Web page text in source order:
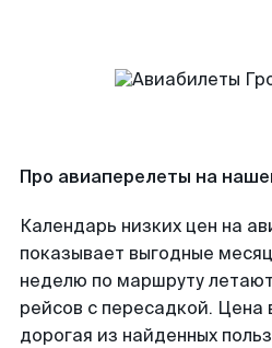
Про авиаперелеты на
Календарь низких цен на
показывает выгодные
неделю по маршруту
рейсов с пересадкой. Цена
дорогая из найденных